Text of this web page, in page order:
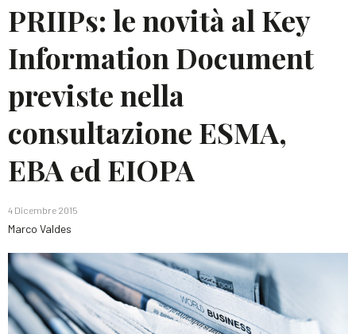
PRIIPs: le novità al Key
Information Document
previste nella
consultazione ESMA,
EBA ed EIOPA
4 Dicembre 2015
Marco Valdes